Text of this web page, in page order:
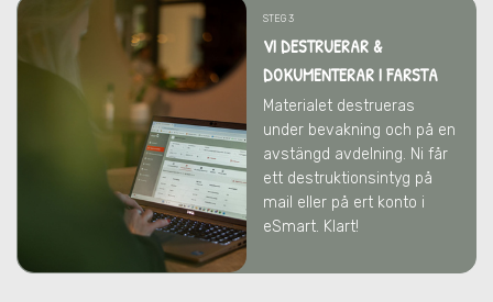
STEG 3
VI DESTRUERAR &
DOKUMENTERAR I FARSTA
Materialet destrueras
under bevakning och på en
avstängd avdelning. Ni får
ett destruktionsintyg på
mail eller på ert konto i
eSmart. Klart!